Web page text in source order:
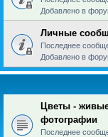
Добавлено в
Личные
Последнее
Добавлено в
Цветы -
фотографии
Последнее